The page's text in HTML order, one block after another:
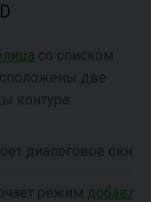
со списком
две
контура:
диалоговое окно «
режим